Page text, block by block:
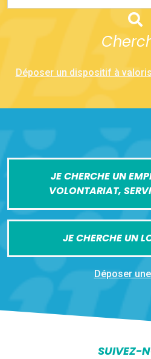
Déposer un dispositif à
JE CHERCHE UN
VOLONTARIAT,
JE CHERCHE UN
Déposer
SUIVEZ-